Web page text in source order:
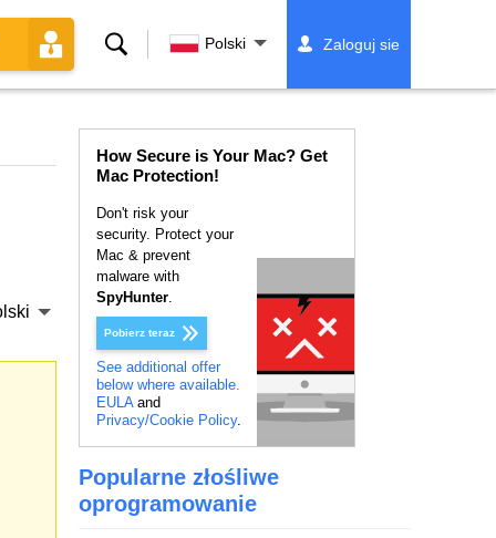
Szukaj Polski Zaloguj sie
How Secure is Your Mac? Get
Mac Protection!
Don't risk your
security. Protect your
Mac & prevent
malware with
SpyHunter.
Pobierz teraz
See additional offer
below where available.
EULAand
Privacy/Cookie Policy.
Popularne złośliwe
oprogramowanie